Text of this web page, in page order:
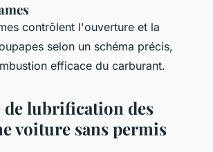
contrôlent l'ouverture et la
selon un schéma précis,
efficace du carburant.
de lubrification des
voiture sans permis